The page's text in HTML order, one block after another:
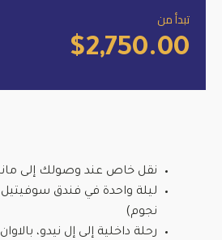
تبدأ من
$2,750.00
نقل خاص عند وصولك إلى
نجوم)
رحلة داخلية إلى إل نيدو، بالاوان